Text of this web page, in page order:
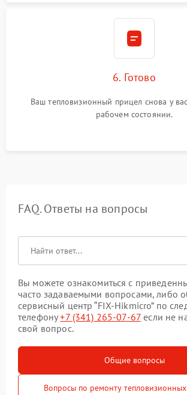
6. Готово
Ваш тепловизионный прицел снова у
рабочем состоянии.
FAQ. Ответы на вопросы
Вы можете ознакомиться с
часто задаваемыми вопросами, либо
сервисный центр “FIX-Hikmicro” по
телефону+7 (341) 265-07-67 если не
свой вопрос.
Общие вопросы
Вопросы по ремонту